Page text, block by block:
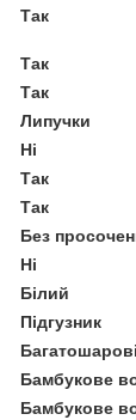
Так
Так
Так
Липучки
Ні
Так
Так
Без
Ні
Білий
Підгузник
Багатошарові
Бамбукове
Бамбукове